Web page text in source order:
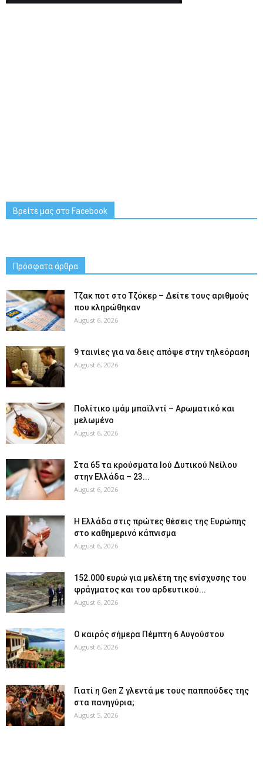
Βρείτε μας στο Facebook
Πρόσφατα άρθρα
Tζακ ποτ στο Τζόκερ – Δείτε τους αριθμούς
που κληρώθηκαν
August 6, 2026
9 ταινίες για να δεις απόψε στην τηλεόραση
August 6, 2026
Πολίτικο ιμάμ μπαϊλντί – Αρωματικό και
μελωμένο
August 6, 2026
Στα 65 τα κρούσματα Ιού Δυτικού Νείλου
στην Ελλάδα – 23...
August 6, 2026
Η Ελλάδα στις πρώτες θέσεις της Ευρώπης
στο καθημερινό κάπνισμα
August 6, 2026
152.000 ευρώ για μελέτη της ενίσχυσης του
φράγματος και του αρδευτικού...
August 6, 2026
Ο καιρός σήμερα Πέμπτη 6 Αυγούστου
August 6, 2026
Γιατί η Gen Z γλεντά με τους παππούδες της
στα πανηγύρια;
August 5, 2026